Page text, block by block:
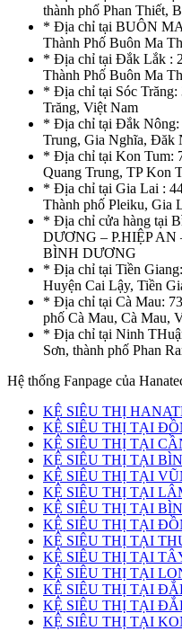
thành phố Phan Thiết,
* Địa chỉ tại BUÔN
Thành Phố Buôn Ma
* Địa chỉ tại Đắk Lắk :
Thành Phố Buôn Ma
* Địa chỉ tại Sóc
Trăng, Việt Nam
* Địa chỉ tại Đắk Nông:
Trung, Gia Nghĩa, Đăk
* Địa chỉ tại Kon Tum:
Quang Trung, TP Kon
* Địa chỉ tại Gia Lai :
Thành phố Pleiku, Gia
* Địa chỉ cửa hàng tại
DƯƠNG – P.HIỆP
BÌNH DƯƠNG
* Địa chỉ tại Tiền
Huyện Cai Lậy, Tiền
* Địa chỉ tại Cà Mau:
phố Cà Mau, Cà Mau,
* Địa chỉ tại Ninh
Sơn, thành phố Phan
Hệ thống Fanpage của
KỆ SIÊU THỊ
KỆ SIÊU THỊ TẠI
KỆ SIÊU THỊ TẠI
KỆ SIÊU THỊ TẠI
KỆ SIÊU THỊ TẠI
KỆ SIÊU THỊ TẠI
KỆ SIÊU THỊ TẠI
KỆ SIÊU THỊ TẠI
KỆ SIÊU THỊ TẠI
KỆ SIÊU THỊ TẠI
KỆ SIÊU THỊ TẠI
KỆ SIÊU THỊ TẠI
KỆ SIÊU THỊ TẠI
KỆ SIÊU THỊ TẠI